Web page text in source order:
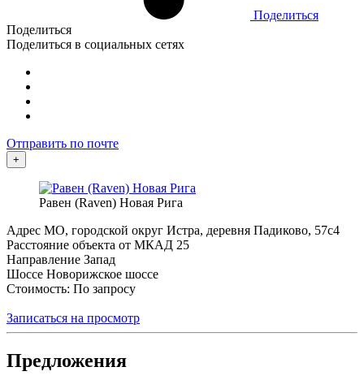
Поделиться
Поделиться
Поделиться в социальных сетях
Отправить по почте
+
Равен (Raven) Новая Рига
Адрес МО, городской округ Истра, деревня Падиково, 57с4
Расстояние объекта от МКАД 25
Направление Запад
Шоссе Новорижское шоссе
Стоимость: По запросу
Записаться на просмотр
Предложения